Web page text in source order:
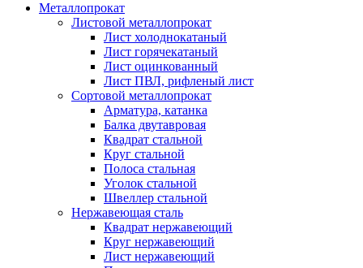
Металлопрокат
Листовой металлопрокат
Лист холоднокатаный
Лист горячекатаный
Лист оцинкованный
Лист ПВЛ, рифленый лист
Сортовой металлопрокат
Арматура, катанка
Балка двутавровая
Квадрат стальной
Круг стальной
Полоса стальная
Уголок стальной
Швеллер стальной
Нержавеющая сталь
Квадрат нержавеющий
Круг нержавеющий
Лист нержавеющий